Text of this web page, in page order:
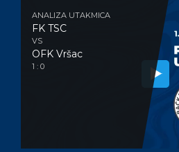
ANALIZA UTAKMICA
FK TSC
VS
OFK Vršac
1 : 0